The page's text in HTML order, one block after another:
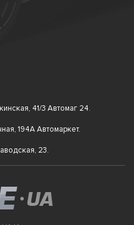
41/3 Автомаг 24.
194А Автомаркет.
23.